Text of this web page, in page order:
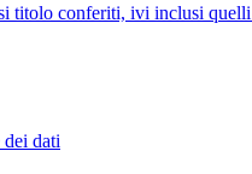
titolo conferiti, ivi inclusi
dei dati